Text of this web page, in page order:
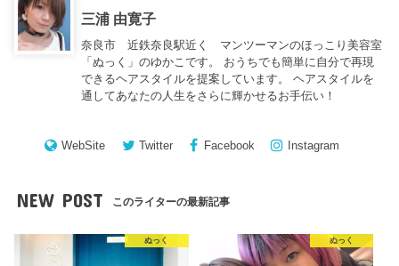
三浦 由寛子
奈良市 近鉄奈良駅近く マンツーマンのほっこり美容室
「ぬっく」のゆかこです。 おうちでも簡単に自分で再現
できるヘアスタイルを提案しています。 ヘアスタイルを
通してあなたの人生をさらに輝かせるお手伝い！
WebSite Twitter Facebook Instagram
NEW POST このライターの最新記事
ぬっく ぬっく